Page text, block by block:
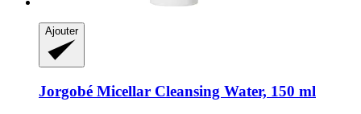
Ajouter
Jorgobé Micellar Cleansing Water, 150 ml